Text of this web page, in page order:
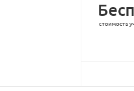
стоимость